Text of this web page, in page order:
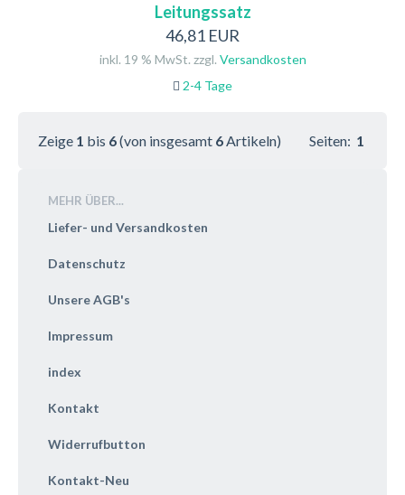
Leitungssatz
46,81 EUR
inkl. 19 % MwSt. zzgl. Versandkosten
2-4 Tage
Zeige 1 bis 6(von insgesamt 6 Artikeln) Seiten: 1
MEHR ÜBER...
Liefer- und Versandkosten
Datenschutz
Unsere AGB's
Impressum
index
Kontakt
Widerrufbutton
Kontakt-Neu